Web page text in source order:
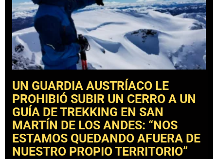
UN GUARDIA AUSTRÍACO LE
PROHIBIÓ SUBIR UN CERRO A UN
GUÍA DE TREKKING EN SAN
MARTÍN DE LOS ANDES: “NOS
ESTAMOS QUEDANDO AFUERA DE
NUESTRO PROPIO TERRITORIO”